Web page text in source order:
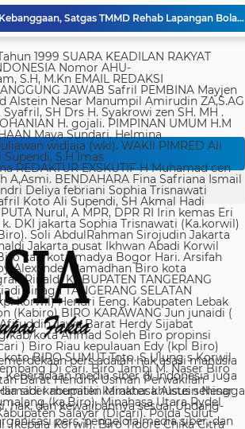
Dari Terbengkalai Jadi Kebanggaan, Satgas TMMD Rehab Lapangan Bola Voli
JTR Bertemu DPMPD Kab. Tangerang, Bahas Dugaan Nepotisme di Desa Buaran Bambu
Peringatan Hari Veteran Nasional 2026 Kemenhan Renovasi Sekretariat LVRI dan Bedah Rumah Veteran di 19 Provinsi
koruptor sudah diatur dalam Undang-Undang
empat warga China buronan pemerintah
Singapura di ruangan Kepala Kanim Jaksel
Isi Buatan Pengguna yang tidak bertentangan dengan Undang-Undang No. 40 tahun 1999 tentang Pers dan Kode Etik Jurnalistik, yang ditempatkan secara terang dan jelas. Media siber mewajibkan setiap pengguna untuk melakukan registrasi keanggotaan dan melakukan proses log-in terlebih dahulu untuk dapat mempublikasikan semua bentuk Isi Buatan Pengguna. Ketentuan mengenai log-in akan diatur lebih lanjut. Dalam registrasi tersebut, media siber mewajibkan pengguna memberi persetujuan tertulis bahwa Isi Buatan Pengguna yang dipublikasikan: Tidak memuat isi bohong, fitnah, sadis dan cabul; Tidak memuat isi yang mengandung prasangka dan kebencian terkait dengan suku, agama, ras, dan antargolongan (SARA), serta menganjurkan tindakan kekerasan; Tidak memuat isi diskriminatif atas dasar perbedaan jenis kelamin dan bahasa, serta tidak merendahkan martabat orang lemah, miskin, sakit, cacat jiwa, atau cacat jasmani. Media siber memiliki kewenangan mutlak untuk mengedit atau menghapus Isi Buatan Pengguna yang bertentangan dengan butir (c). Media siber wajib menyediakan mekanisme pengaduan Isi Buatan Pengguna yang dinilai melanggar ketentuan pada butir (c). Mekanisme tersebut harus disediakan di tempat yang dengan mudah dapat diakses pengguna. Media siber wajib menyunting, menghapus, dan melakukan tindakan koreksi setiap Isi Buatan Pengguna yang dilaporkan dan melanggar ketentuan butir (c), sesegera mungkin secara proporsional selambat-lambatnya 2 x 24 jam setelah pengaduan diterima. Media siber yang telah memenuhi ketentuan pada butir (a), (b), (c), dan (f) tidak dibebani tanggung jawab atas masalah yang ditimbulkan akibat pemuatan isi yang melanggar ketentuan pada butir (c). Media siber bertanggung jawab atas Isi Buatan Pengguna yang dilaporkan bila tidak mengambil tindakan koreksi setelah batas waktu sebagaimana tersebut pada butir (f). 4. Ralat, Koreksi, dan Hak Jawab Ralat, koreksi, dan hak jawab mengacu pada Undang-Undang Pers, Kode Etik Jurnalistik, dan Pedoman Hak Jawab yang ditetapkan Dewan Pers. Ralat, koreksi dan atau hak jawab wajib ditautkan pada berita yang diralat, dikoreksi atau yang diberi hak jawab. Di setiap berita ralat, koreksi, dan hak jawab wajib dicantumkan waktu pemuatan ralat, koreksi, dan atau hak jawab tersebut. Bila suatu berita media siber tertentu disebarluaskan media siber lain, maka: Tanggung jawab media siber pembuat berita terbatas pada berita yang dipublikasikan di media siber tersebut atau media siber yang berada di bawah otoritas teknisnya; Koreksi berita yang dilakukan oleh sebuah media siber, juga harus dilakukan oleh media siber lain yang mengutip berita dari media siber yang dikoreksi itu; Media yang menyebarluaskan berita dari sebuah media siber dan tidak melakukan koreksi atas berita sesuai yang dilakukan oleh media siber pemilik dan atau pembuat berita tersebut, bertanggung jawab penuh atas semua akibat hukum dari berita yang tidak dikoreksinya itu. Sesuai dengan Undang-Undang Pers, media siber yang tidak melayani hak jawab dapat dijatuhi sanksi hukum pidana denda paling banyak Rp500.000.000 (Lima ratus juta rupiah). 5. Pencabutan Berita Berita yang sudah dipublikasikan tidak dapat dicabut karena alasan penyensoran dari pihak luar redaksi, kecuali terkait masalah SARA, kesusilaan, masa depan anak, pengalaman traumatik korban atau berdasarkan pertimbangan khusus lain yang ditetapkan Dewan Pers. Media siber lain wajib mengikuti pencabutan kutipan berita dari media asal yang telah dicabut. Pencabutan berita wajib disertai dengan alasan pencabutan dan diumumkan kepada publik. 6. Iklan Media siber wajib membedakan dengan tegas antara produk berita dan iklan. Setiap berita/artikel/isi yang merupakan iklan dan atau isi berbayar wajib mencantumkan keterangan ”advertorial”, ”iklan”, ”ads”, ”spons
pers adalah hak asasi manusia
media siber di Indonesia juga
siber memiliki karakter khusus sehingga
dan kewajibannya sesuai Undang-
pers, pengelola media siber, dan